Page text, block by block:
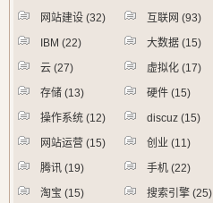
网站建设 (32) 互联网 (93)
IBM (22) 大数据 (15)
云 (27) 虚拟化 (17)
存储 (13) 硬件 (15)
操作系统 (12) discuz (15)
网站运营 (15) 创业 (11)
腾讯 (19) 手机 (22)
淘宝 (15) 搜索引擎 (25)